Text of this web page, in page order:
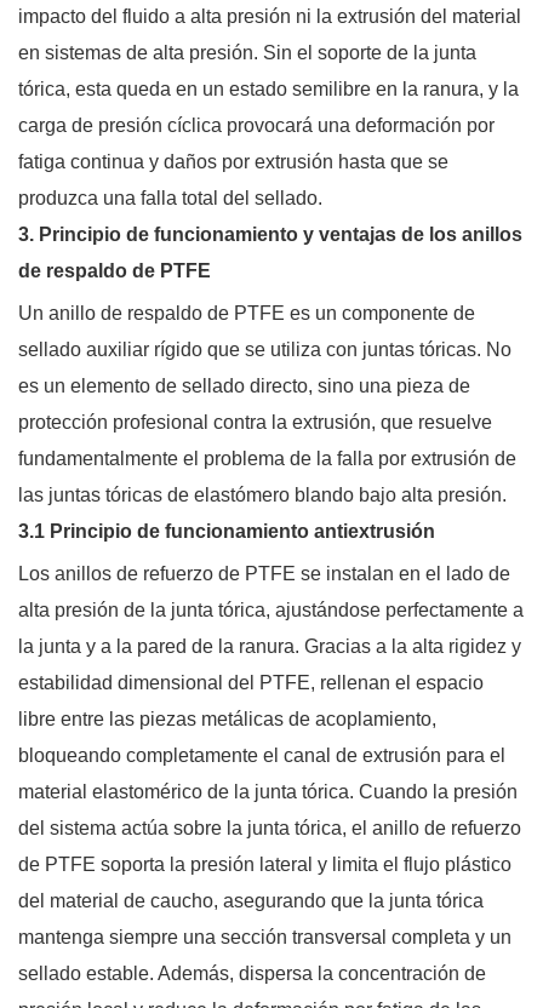
impacto del fluido a alta presión ni la extrusión del material
en sistemas de alta presión. Sin el soporte de la junta
tórica, esta queda en un estado semilibre en la ranura, y la
carga de presión cíclica provocará una deformación por
fatiga continua y daños por extrusión hasta que se
produzca una falla total del sellado.
3. Principio de funcionamiento y ventajas de los anillos
de respaldo de PTFE
Un anillo de respaldo de PTFE es un componente de
sellado auxiliar rígido que se utiliza con juntas tóricas. No
es un elemento de sellado directo, sino una pieza de
protección profesional contra la extrusión, que resuelve
fundamentalmente el problema de la falla por extrusión de
las juntas tóricas de elastómero blando bajo alta presión.
3.1 Principio de funcionamiento antiextrusión
Los anillos de refuerzo de PTFE se instalan en el lado de
alta presión de la junta tórica, ajustándose perfectamente a
la junta y a la pared de la ranura. Gracias a la alta rigidez y
estabilidad dimensional del PTFE, rellenan el espacio
libre entre las piezas metálicas de acoplamiento,
bloqueando completamente el canal de extrusión para el
material elastomérico de la junta tórica. Cuando la presión
del sistema actúa sobre la junta tórica, el anillo de refuerzo
de PTFE soporta la presión lateral y limita el flujo plástico
del material de caucho, asegurando que la junta tórica
mantenga siempre una sección transversal completa y un
sellado estable. Además, dispersa la concentración de